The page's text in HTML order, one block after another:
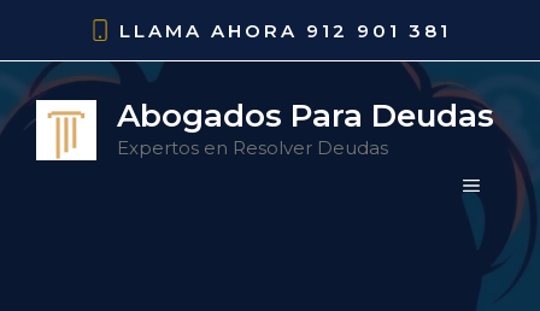
contenido
LLAMA AHORA 912 901 381
Abogados Para Deudas
Expertos en Resolver Deudas
MENÚ